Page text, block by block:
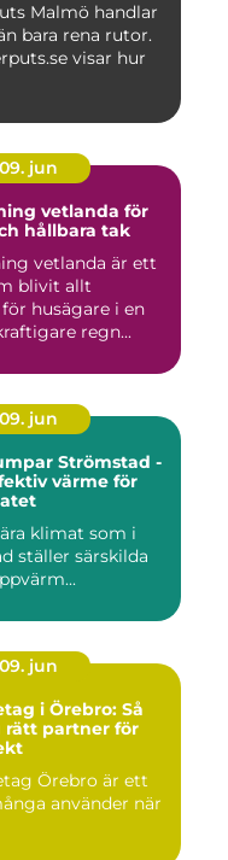
Malmö handlar
bara rena rutor.
visar hur
09. jun
vetlanda för
hållbara tak
vetlanda är ett
blivit allt
husägare i en
regn...
09. jun
Strömstad -
värme för
klimat som i
ställer särskilda
09. jun
i Örebro: Så
rätt partner för
Örebro är ett
använder när